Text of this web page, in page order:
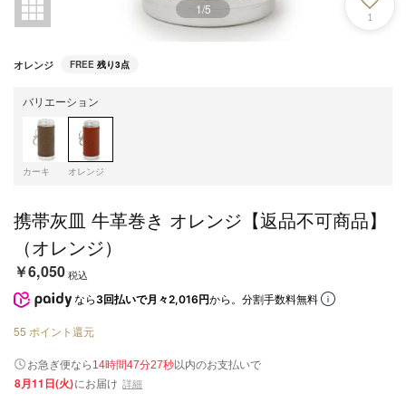
1/5
1
オレンジ FREE 残り3点
バリエーション
カーキ オレンジ
携帯灰皿 牛革巻き オレンジ【返品不可商品】
（オレンジ）
￥6,050税込
なら 3回払いで月々2,016円から。分割手数料無料
55 ポイント還元
お急ぎ便なら 14時間47分27秒以内のお支払いで
8月11日(火)にお届け 詳細